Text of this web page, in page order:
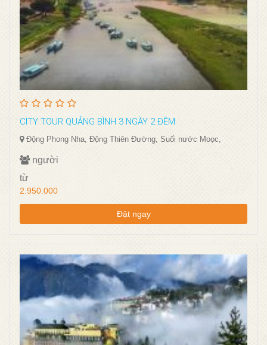
CITY TOUR QUẢNG BÌNH 3 NGÀY 2 ĐÊM
Động Phong Nha, Động Thiên Đường, Suối nước Moọc,
người
từ
2.950.000
Đặt ngay